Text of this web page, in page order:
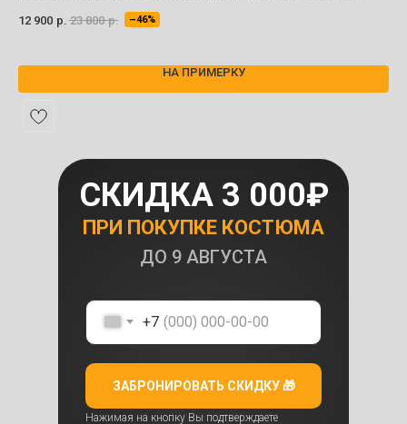
12 900 р. 23 800 р. –46%
НА ПРИМЕРКУ
ПРИ ПОКУПКЕ КОСТЮМА
СКИДКА 3 000₽
ДО 9 АВГУСТА
+7
ЗАБРОНИРОВАТЬ СКИДКУ 🎁
Нажимая на кнопку Вы подтверждаете